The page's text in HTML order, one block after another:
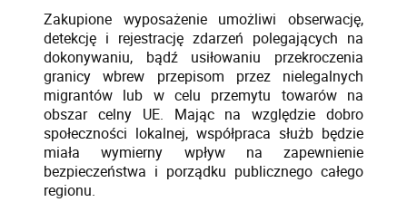
Zakupione wyposażenie umożliwi obserwację,
detekcję i rejestrację zdarzeń polegających na
dokonywaniu, bądź usiłowaniu przekroczenia
granicy wbrew przepisom przez nielegalnych
migrantów lub w celu przemytu towarów na
obszar celny UE. Mając na względzie dobro
społeczności lokalnej, współpraca służb będzie
miała wymierny wpływ na zapewnienie
bezpieczeństwa i porządku publicznego całego
regionu.